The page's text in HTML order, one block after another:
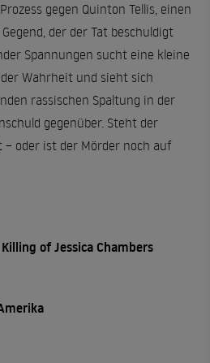
gegen Quinton Tellis, einen
der der Tat beschuldigt
Spannungen sucht eine kleine
Wahrheit und sieht sich
rassischen Spaltung in der
gegenüber. Steht der
oder ist der Mörder noch auf
of Jessica Chambers